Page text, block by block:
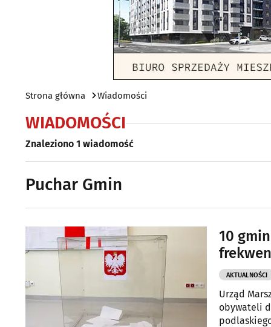
Strona główna Wiadomości
WIADOMOŚCI
Znaleziono 1 wiadomość
Puchar Gmin
10
AKTUALNOŚCI
Urząd
obywateli